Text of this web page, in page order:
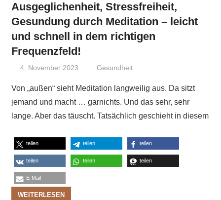
Ausgeglichenheit, Stressfreiheit,
Gesundung durch Meditation – leicht
und schnell in dem richtigen
Frequenzfeld!
4. November 2023 Niki Vogt
Gesundheit
Von „außen“ sieht Meditation langweilig aus. Da sitzt
jemand und macht … garnichts. Und das sehr, sehr
lange. Aber das täuscht. Tatsächlich geschieht in diesem
teilen teilen teilen
teilen teilen teilen
E-Mail
WEITERLESEN